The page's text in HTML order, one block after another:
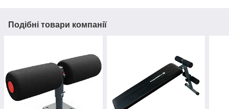
Подібні товари компанії